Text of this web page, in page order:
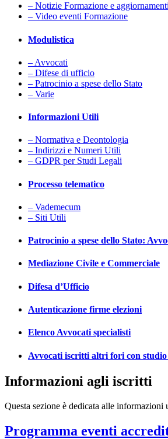
– Notizie Formazione e aggiornamenti
– Video eventi Formazione
Modulistica
– Avvocati
– Difese di ufficio
– Patrocinio a spese dello Stato
– Varie
Informazioni Utili
– Normativa e Deontologia
– Indirizzi e Numeri Utili
– GDPR per Studi Legali
Processo telematico
– Vademecum
– Siti Utili
Patrocinio a spese dello Stato:
Mediazione Civile e Commerciale
Difesa d’Ufficio
Autenticazione firme elezioni
Elenco Avvocati specialisti
Avvocati iscritti altri fori con
Informazioni agli iscritti
Questa sezione è dedicata alle
Programma eventi